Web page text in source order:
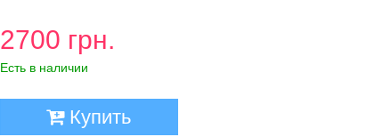
2700 грн.
Есть в наличии
Купить